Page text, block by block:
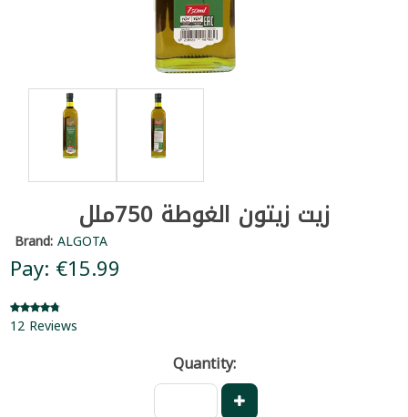
زيت زيتون الغوطة 750ملل
Brand:ALGOTA
Pay: €15.99
12 Reviews
Quantity: